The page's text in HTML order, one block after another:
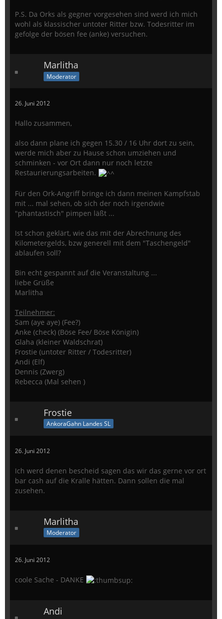
P.S. Da Orks als gegner vorgesehen sind werd ich mich
wohl als klassischer untoter Ritter bzw. Todesritter im
gefolge der bösen fee (anke) versuchen.
Marlitha
Moderator
26. Juni 2012
Hallo zusammen,
also dann plane ich gegen 15.30 / 16 Uhr dort zu sein,
werde mich aber zu Hause schon umziehen und
schminken - vor Ort dann nur noch letzte
Restaurierungsarbeiten.
Für den Ork-Angriff bringe ich dann meinen Kampfstab
mit ... mal sehen, ob sich der noch irgendwie
"phantastisch" pimpen läßt ...
Ist schon geklärt, wie das mit der Abrechnung des
Kilometergelds, bzw generell mit dem "Taschengeld"
ablaufen soll?
Bin echt gespannt auf die Veranstaltung ...
liebe Grüße
Marlitha
Teilnehmer:
Sam (aye aye) (Fee?)
Anke (check) (Böse Fee/ Böse Königin)
Glaha (kleiner Waldschrat)
Frostie (untoter Ritter / Todesritter)
Andi (Elf)
Dennis (Zwerg)
Rebecca (Mal sehen )
Frostie
AnkoraGahn Landes SL
26. Juni 2012
Ich werd denen bescheid sagen das wir das gerne vor ort
bar cash auf die Kralle hätten. Dann sollen die mal
zusehen.
Marlitha
Moderator
26. Juni 2012
coole Sache - DANKE
Andi